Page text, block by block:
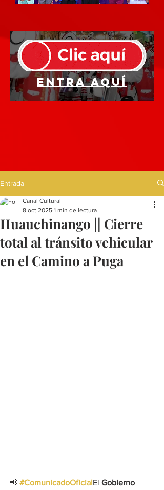
Entra aquí
Entrada
Huauchinango || Cierre
total al tránsito vehicular
en el Camino a Puga
Canal Cultural
8 oct 2025 1 min de lectura
📢 #ComunicadoOficialEl Gobierno